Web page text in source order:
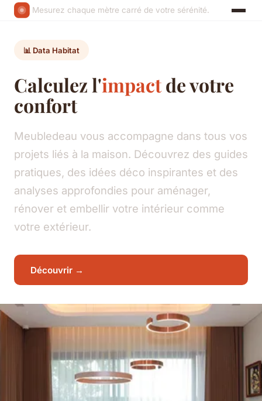
Mesurez chaque mètre carré de votre sérénité.
📊 Data Habitat
Calculez l'impactde votre
confort
Meubledeau vous accompagne dans tous vos
projets liés à la maison. Découvrez des guides
pratiques, des idées déco inspirantes et des
analyses approfondies pour aménager,
rénover et embellir votre intérieur comme
votre extérieur.
Découvrir →